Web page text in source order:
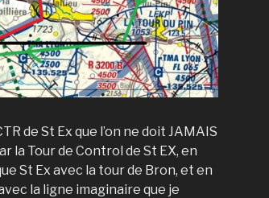
de St Ex que l’on ne doit JAMAIS
la Tour de Control de St EX, en
St Ex avec la tour de Bron, et en
la ligne imaginaire que je